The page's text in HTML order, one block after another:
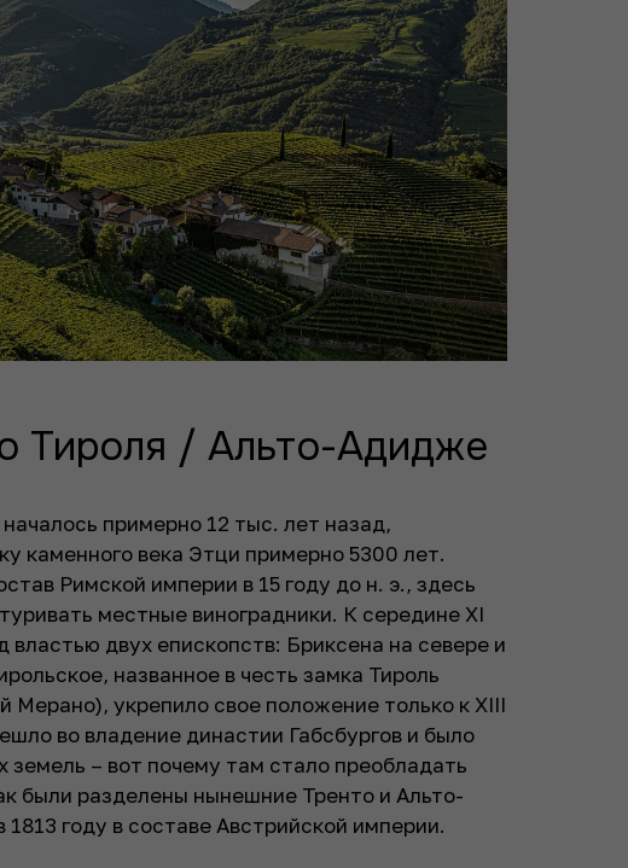
Тироля / Альто-Адидже
примерно 12 тыс. лет назад,
каменного века Этци примерно 5300 лет.
Римской империи в 15 году до н. э., здесь
местные виноградники. К середине XI
властью двух епископств: Бриксена на севере и
названное в честь замка Тироль
укрепило свое положение только к XIII
во владение династии Габсбургов и было
земель – вот почему там стало преобладать
были разделены нынешние Тренто и Альто-
году в составе Австрийской империи.